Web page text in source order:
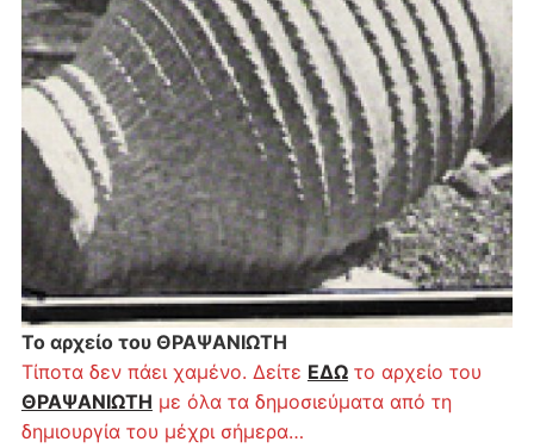
Το αρχείο του ΘΡΑΨΑΝΙΩΤΗ
Τίποτα δεν πάει χαμένο. Δείτε ΕΔΩτο αρχείο του
ΘΡΑΨΑΝΙΩΤΗ με όλα τα δημοσιεύματα από τη
δημιουργία του μέχρι σήμερα…